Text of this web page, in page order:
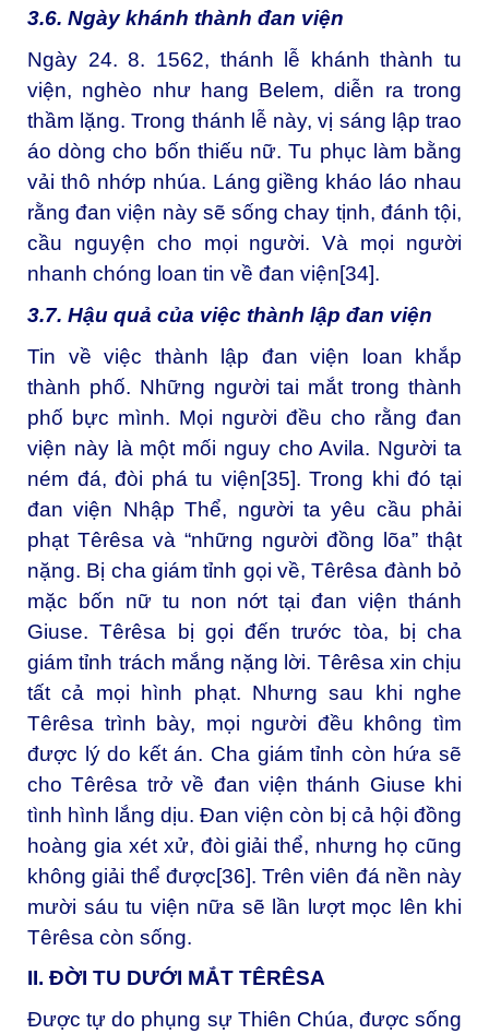
3.6. Ngày khánh thành đan viện
Ngày 24. 8. 1562, thánh lễ khánh thành tu
viện, nghèo như hang Belem, diễn ra trong
thầm lặng. Trong thánh lễ này, vị sáng lập trao
áo dòng cho bốn thiếu nữ. Tu phục làm bằng
vải thô nhớp nhúa. Láng giềng kháo láo nhau
rằng đan viện này sẽ sống chay tịnh, đánh tội,
cầu nguyện cho mọi người. Và mọi người
nhanh chóng loan tin về đan viện[34].
3.7. Hậu quả của việc thành lập đan viện
Tin về việc thành lập đan viện loan khắp
thành phố. Những người tai mắt trong thành
phố bực mình. Mọi người đều cho rằng đan
viện này là một mối nguy cho Avila. Người ta
ném đá, đòi phá tu viện[35]. Trong khi đó tại
đan viện Nhập Thể, người ta yêu cầu phải
phạt Têrêsa và “những người đồng lõa” thật
nặng. Bị cha giám tỉnh gọi về, Têrêsa đành bỏ
mặc bốn nữ tu non nớt tại đan viện thánh
Giuse. Têrêsa bị gọi đến trước tòa, bị cha
giám tỉnh trách mắng nặng lời. Têrêsa xin chịu
tất cả mọi hình phạt. Nhưng sau khi nghe
Têrêsa trình bày, mọi người đều không tìm
được lý do kết án. Cha giám tỉnh còn hứa sẽ
cho Têrêsa trở về đan viện thánh Giuse khi
tình hình lắng dịu. Đan viện còn bị cả hội đồng
hoàng gia xét xử, đòi giải thể, nhưng họ cũng
không giải thể được[36]. Trên viên đá nền này
mười sáu tu viện nữa sẽ lần lượt mọc lên khi
Têrêsa còn sống.
II. ĐỜI TU DƯỚI MẮT TÊRÊSA
Được tự do phụng sự Thiên Chúa, được sống